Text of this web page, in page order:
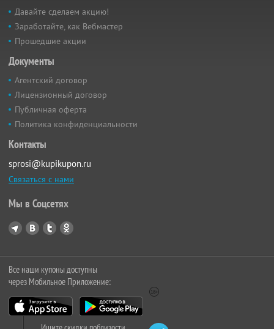
Давайте сделаем акцию!
Заработайте, как Вебмастер
Прошедшие акции
Документы
Агентский договор
Лицензионный договор
Публичная оферта
Политика конфиденциальности
Контакты
sprosi@kupikupon.ru
Связаться с нами
Мы в Соцсетях
Все наши купоны доступны
через Мобильное Приложение: